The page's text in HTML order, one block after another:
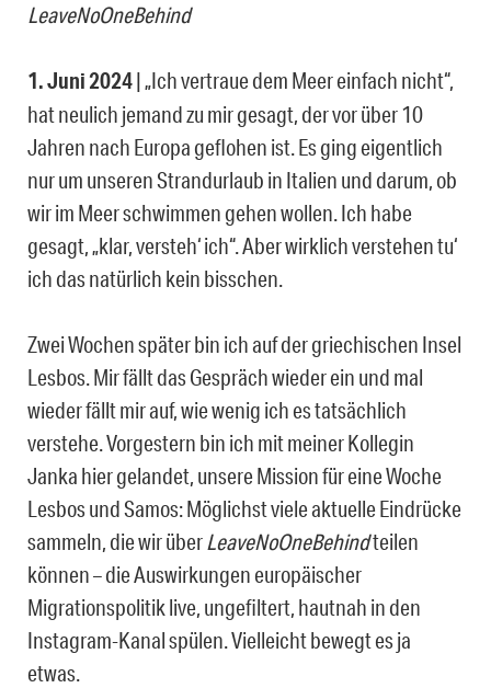
LeaveNoOneBehind
1. Juni 2024| „Ich vertraue dem Meer einfach nicht“,
hat neulich jemand zu mir gesagt, der vor über 10
Jahren nach Europa geflohen ist. Es ging eigentlich
nur um unseren Strandurlaub in Italien und darum, ob
wir im Meer schwimmen gehen wollen. Ich habe
gesagt, „klar, versteh‘ ich“. Aber wirklich verstehen tu‘
ich das natürlich kein bisschen.
Zwei Wochen später bin ich auf der griechischen Insel
Lesbos. Mir fällt das Gespräch wieder ein und mal
wieder fällt mir auf, wie wenig ich es tatsächlich
verstehe. Vorgestern bin ich mit meiner Kollegin
Janka hier gelandet, unsere Mission für eine Woche
Lesbos und Samos: Möglichst viele aktuelle Eindrücke
sammeln, die wir überLeaveNoOneBehindteilen
können – die Auswirkungen europäischer
Migrationspolitik live, ungefiltert, hautnah in den
Instagram-Kanal spülen. Vielleicht bewegt es ja
etwas.